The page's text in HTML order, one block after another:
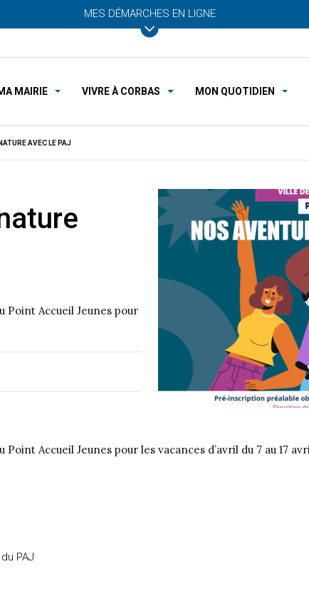
MES DÉMARCHES EN LIGNE
MAIRIE VIVRE À CORBAS MON QUOTIDIEN
AVEC LE PAJ
Point Accueil Jeunes pour
Accueil Jeunes pour les vacances d’avril du 7 au 17
PAJ